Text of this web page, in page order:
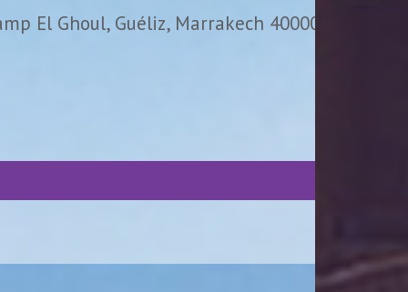
El Ghoul, Guéliz, Marrakech 40000,